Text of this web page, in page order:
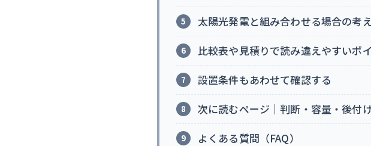
太陽光発電と組み合わせる場合の考
比較表や見積りで読み違えやすいポ
設置条件もあわせて確認する
次に読むページ｜判断・容量・後付
よくある質問（FAQ）